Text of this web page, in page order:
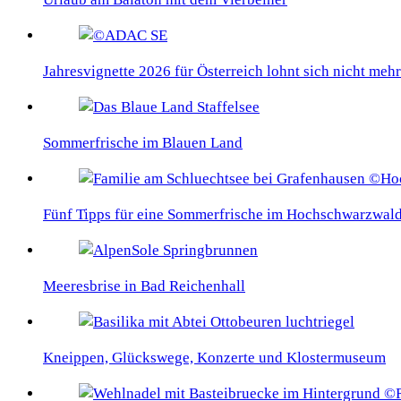
Jahresvignette 2026 für Österreich lohnt sich nicht mehr
Sommerfrische im Blauen Land
Fünf Tipps für eine Sommerfrische im
Meeresbrise in Bad Reichenhall
Kneippen, Glückswege, Konzerte und Klostermuseum